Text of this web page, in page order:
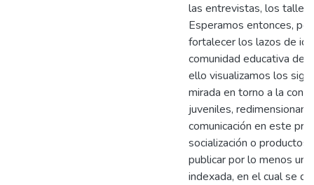
las entrevistas, los
Esperamos entonces,
fortalecer los lazos de
comunidad educativa de
ello visualizamos los
mirada en torno a la
juveniles,
comunicación en este
socialización o
publicar por lo menos un
indexada, en el cual se